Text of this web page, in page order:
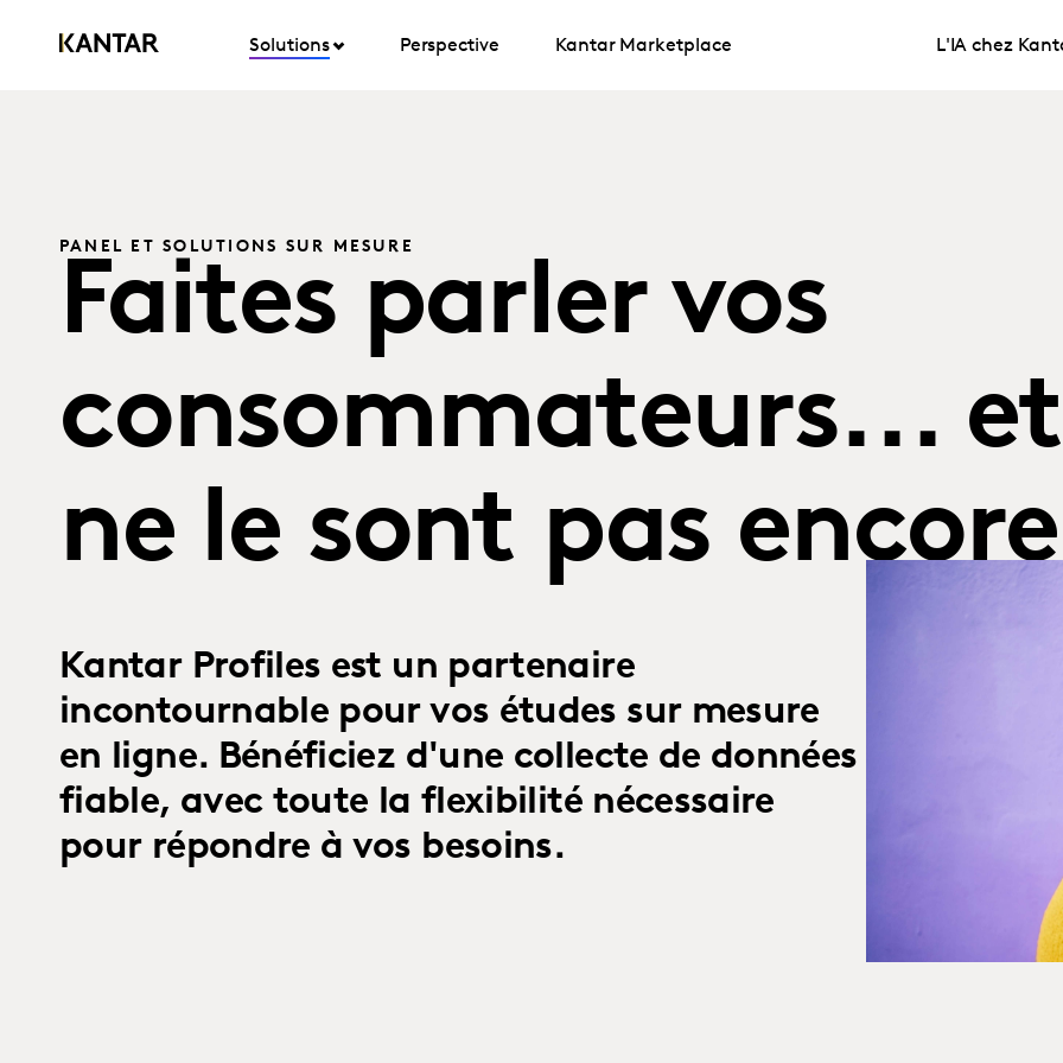
Solutions Perspective Kantar Marketplace L'IA chez
PANEL ET SOLUTIONS SUR MESURE
Faites parler vos
consommateurs...
ne le sont pas
Kantar Profiles est un partenaire
incontournable pour vos études sur mesure
en ligne. Bénéficiez d'une collecte de données
fiable, avec toute la flexibilité nécessaire
pour répondre à vos besoins.